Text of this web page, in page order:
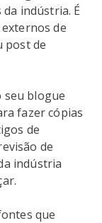
indústria. É
de
post de
seu blogue
fazer cópias
de
de
indústria
que